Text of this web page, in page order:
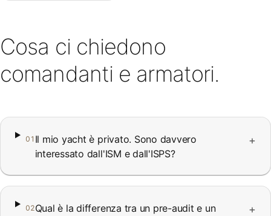
Cosa ci chiedono
comandanti e armatori.
01 Il mio yacht è privato. Sono davvero
interessato dall'ISM e dall'ISPS?
+
02Qual è la differenza tra un pre-audit e un
+